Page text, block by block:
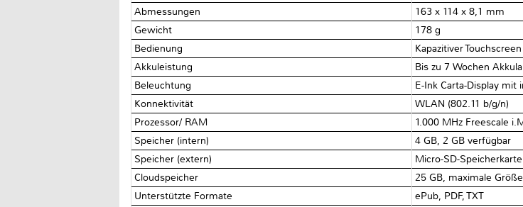
Abmessungen
163 x 114 x 8,1 mm
Gewicht
178 g
Bedienung
Kapazitiver Touchscreen
Akkuleistung
Bis zu 7 Wochen
Beleuchtung
E-Ink Carta-Display
Konnektivität
WLAN (802.11 b/g/n)
Prozessor/ RAM
1.000 MHz Freescale
Speicher (intern)
4 GB, 2 GB verfügbar
Speicher (extern)
Micro-SD-
Cloudspeicher
25 GB, maximale
Unterstützte Formate
ePub, PDF, TXT